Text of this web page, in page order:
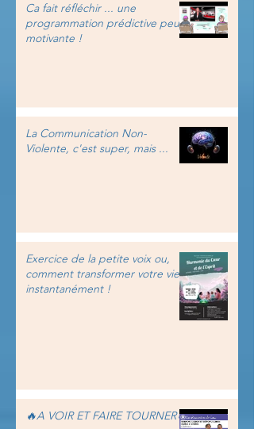
Ca fait réfléchir ... une
programmation prédictive peu
motivante !
La Communication Non-
Violente, c'est super, mais ...
Exercice de la petite voix ou,
comment transformer votre vie
instantanément !
🔥A VOIR ET FAIRE TOURNER🔥